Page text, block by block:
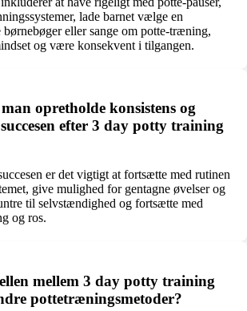
lade barnet vælge en
eller sange om potte-træning,
og være konsekvent i tilgangen.
opretholde konsistens og
efter 3 day potty training
er det vigtigt at fortsætte med rutinen
give mulighed for gentagne øvelser og
til selvstændighed og fortsætte med
og ros.
mellem 3 day potty training
pottetræningsmetoder?